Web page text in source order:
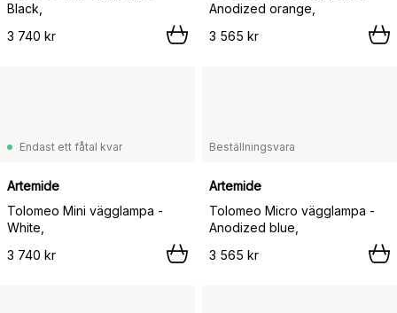
Black,
3 740 kr
Anodized orange,
3 565 kr
Endast ett fåtal kvar
Artemide
Tolomeo Mini vägglampa -
White,
3 740 kr
Beställningsvara
Artemide
Tolomeo Micro vägglampa -
Anodized blue,
3 565 kr